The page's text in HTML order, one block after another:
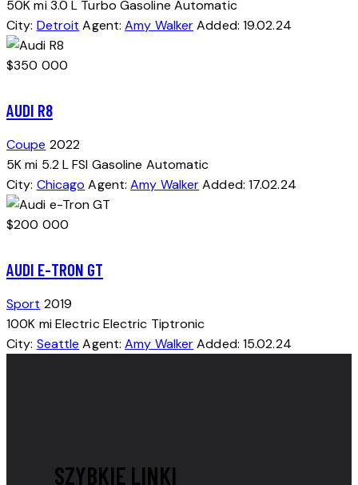
50K mi 3.0 L Turbo Gasoline Automatic
City: Detroit Agent: Amy Walker Added: 19.02.24
$350 000
AUDI R8
Coupe 2022
5K mi 5.2 L FSI Gasoline Automatic
City: Chicago Agent: Amy Walker Added: 17.02.24
$200 000
AUDI E-TRON GT
Sport 2019
100K mi Electric Electric Tiptronic
City: Seattle Agent: Amy Walker Added: 15.02.24
SZYBKIE LINKI